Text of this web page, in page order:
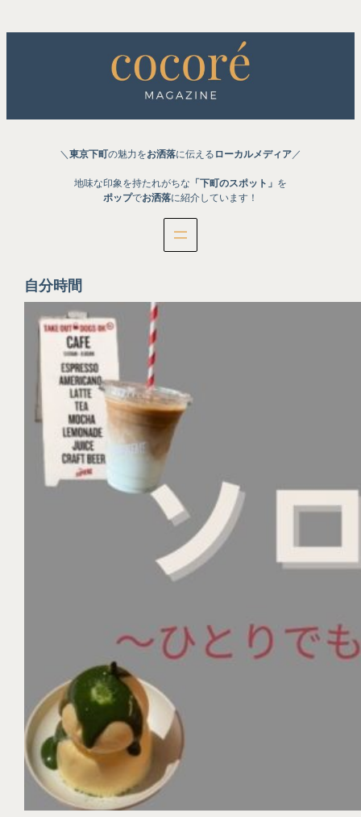
容
ッ
＼ 東京下町の魅力をお洒落に伝える ローカルメディア ／
地味な印象を持たれがちな 「下町のスポット」 を
ポップでお洒落に紹介しています！
自分時間